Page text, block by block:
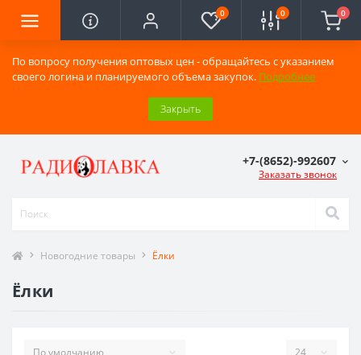
По вопросу получения оптовых цен - обращайтесь с указанием
своего логина и планируемого объема закупок. Подробнее
Закрыть
0 0 0
+7-(8652)-992607
Заказать звонок
Новогодние товары Ёлки
Ёлки